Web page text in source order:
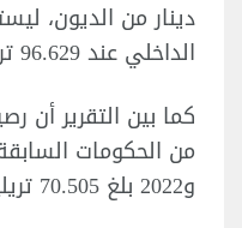
دينار من الديون،
الداخلي عند 96.629 تريليون دينار.
كما بين التقرير أن
و2022 بلغ 70.505 تريليون دينار.